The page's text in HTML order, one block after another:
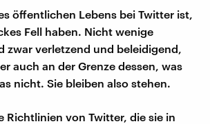
öffentlichen Lebens bei Twitter ist,
Fell haben. Nicht wenige
zwar verletzend und beleidigend,
auch an der Grenze dessen, was
nicht. Sie bleiben also stehen.
Richtlinien von Twitter, die sie in